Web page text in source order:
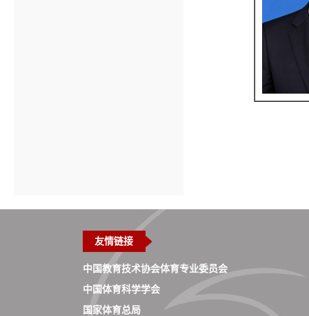
友情链接
中国教育技术协会体育专业委员会
中国体育科学学会
国家体育总局